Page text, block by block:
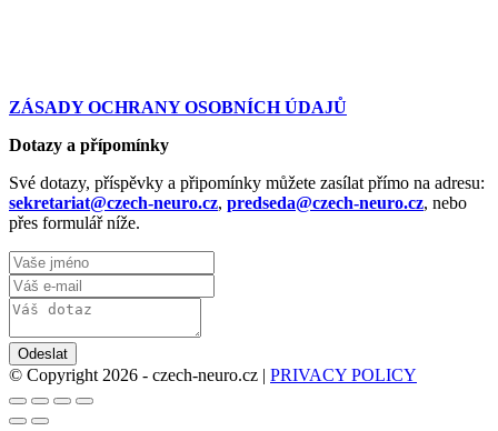
ZÁSADY OCHRANY OSOBNÍCH ÚDAJŮ
Dotazy a přípomínky
Své dotazy, příspěvky a připomínky můžete zasílat přímo na adresu:
sekretariat@czech-neuro.cz, predseda@czech-neuro.cz, nebo
přes formulář níže.
Odeslat
© Copyright 2026 - czech-neuro.cz | PRIVACY POLICY